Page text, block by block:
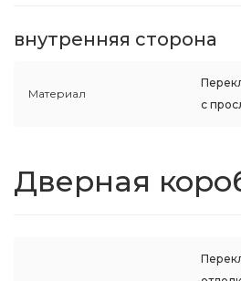
внутренняя сторона
Материал
с
Дверная